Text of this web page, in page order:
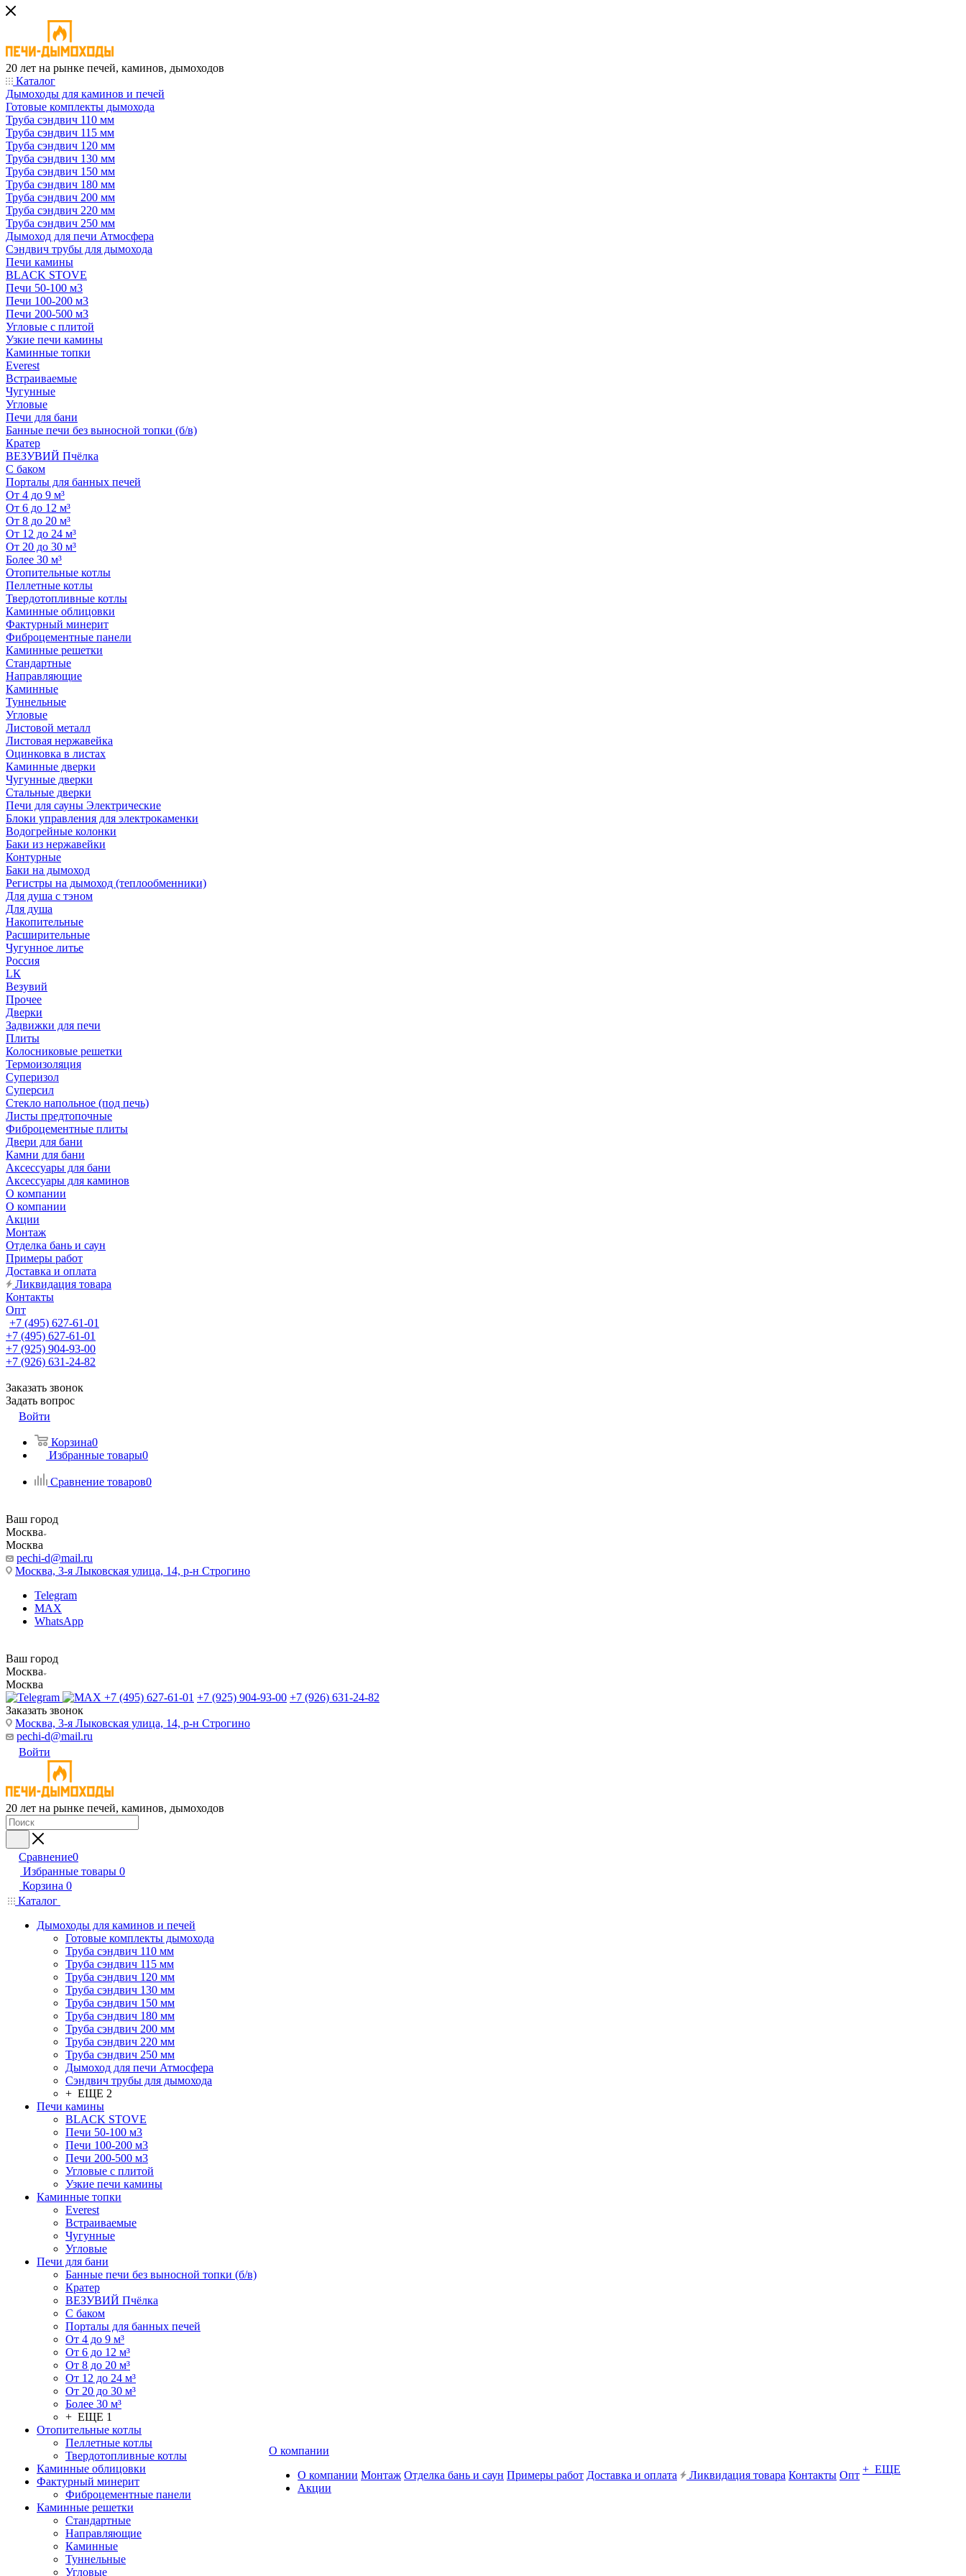
20 лет на рынке печей, каминов, дымоходов
Каталог
Дымоходы для каминов и печей
Готовые комплекты дымохода
Труба сэндвич 110 мм
Труба сэндвич 115 мм
Труба сэндвич 120 мм
Труба сэндвич 130 мм
Труба сэндвич 150 мм
Труба сэндвич 180 мм
Труба сэндвич 200 мм
Труба сэндвич 220 мм
Труба сэндвич 250 мм
Дымоход для печи Атмосфера
Сэндвич трубы для дымохода
Печи камины
BLACK STOVE
Печи 50-100 м3
Печи 100-200 м3
Печи 200-500 м3
Угловые с плитой
Узкие печи камины
Каминные топки
Everest
Встраиваемые
Чугунные
Угловые
Печи для бани
Банные печи без выносной топки (б/в)
Кратер
ВЕЗУВИЙ Пчёлка
С баком
Порталы для банных печей
От 4 до 9 м³
От 6 до 12 м³
От 8 до 20 м³
От 12 до 24 м³
От 20 до 30 м³
Более 30 м³
Отопительные котлы
Пеллетные котлы
Твердотопливные котлы
Каминные облицовки
Фактурный минерит
Фиброцементные панели
Каминные решетки
Стандартные
Направляющие
Каминные
Туннельные
Угловые
Листовой металл
Листовая нержавейка
Оцинковка в листах
Каминные дверки
Чугунные дверки
Стальные дверки
Печи для сауны Электрические
Блоки управления для электрокаменки
Водогрейные колонки
Баки из нержавейки
Контурные
Баки на дымоход
Регистры на дымоход (теплообменники)
Для душа с тэном
Для душа
Накопительные
Расширительные
Чугунное литье
Россия
LК
Везувий
Прочее
Дверки
Задвижки для печи
Плиты
Колосниковые решетки
Термоизоляция
Суперизол
Суперсил
Стекло напольное (под печь)
Листы предтопочные
Фиброцементные плиты
Двери для бани
Камни для бани
Аксессуары для бани
Аксессуары для каминов
О компании
О компании
Акции
Монтаж
Отделка бань и саун
Примеры работ
Доставка и оплата
Ликвидация товара
Контакты
Опт
+7 (495) 627-61-01
+7 (495) 627-61-01
+7 (925) 904-93-00
+7 (926) 631-24-82
Заказать звонок
Задать вопрос
Войти
Корзина0
Избранные товары0
Сравнение товаров0
Ваш город
Москва
Москва
pechi-d@mail.ru
Москва, 3-я Лыковская улица, 14, р-н Строгино
Telegram
MAX
WhatsApp
Ваш город
Москва
Москва
+7 (495) 627-61-01 +7 (925) 904-93-00 +7 (926) 631-24-82
Заказать звонок
Москва, 3-я Лыковская улица, 14, р-н Строгино
pechi-d@mail.ru
Войти
20 лет на рынке печей, каминов, дымоходов
Сравнение0
Избранные товары 0
Корзина 0
Каталог
Дымоходы для каминов и печей
Готовые комплекты дымохода
Труба сэндвич 110 мм
Труба сэндвич 115 мм
Труба сэндвич 120 мм
Труба сэндвич 130 мм
Труба сэндвич 150 мм
Труба сэндвич 180 мм
Труба сэндвич 200 мм
Труба сэндвич 220 мм
Труба сэндвич 250 мм
Дымоход для печи Атмосфера
Сэндвич трубы для дымохода
+ ЕЩЕ 2
Печи камины
BLACK STOVE
Печи 50-100 м3
Печи 100-200 м3
Печи 200-500 м3
Угловые с плитой
Узкие печи камины
Каминные топки
Everest
Встраиваемые
Чугунные
Угловые
Печи для бани
Банные печи без выносной топки (б/в)
Кратер
ВЕЗУВИЙ Пчёлка
С баком
Порталы для банных печей
От 4 до 9 м³
От 6 до 12 м³
От 8 до 20 м³
От 12 до 24 м³
От 20 до 30 м³
Более 30 м³
+ ЕЩЕ 1
Отопительные котлы
Пеллетные котлы
Твердотопливные котлы
Каминные облицовки
Фактурный минерит
Фиброцементные панели
Каминные решетки
Стандартные
Направляющие
Каминные
Туннельные
Угловые
О компании
О компании
Акции
Монтаж Отделка бань и саун Примеры работ Доставка и оплата Ликвидация товара Контакты Опт + ЕЩЕ